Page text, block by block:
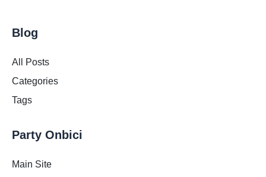
Blog
All Posts
Categories
Tags
Party Onbici
Main Site